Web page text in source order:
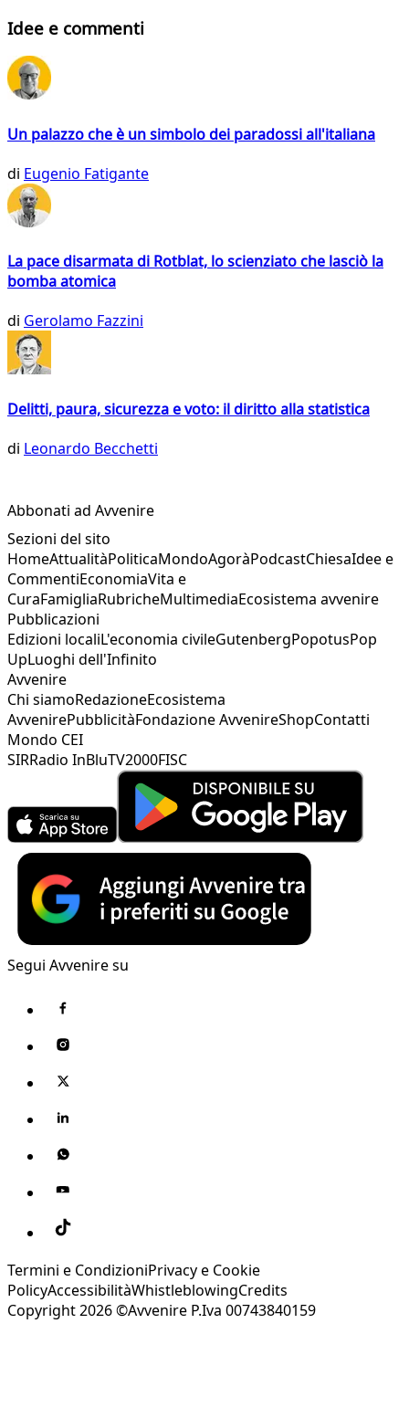
Idee e commenti
Un palazzo che è un simbolo dei paradossi all'italiana
di Eugenio Fatigante
La pace disarmata di Rotblat, lo scienziato che lasciò la
bomba atomica
di Gerolamo Fazzini
Delitti, paura, sicurezza e voto: il diritto alla statistica
di Leonardo Becchetti
Abbonati ad Avvenire
Sezioni del sito
HomeAttualitàPoliticaMondoAgoràPodcastChiesaIdee e
CommentiEconomiaVita e
CuraFamigliaRubricheMultimediaEcosistema avvenire
Pubblicazioni
Edizioni localiL'economia civileGutenbergPopotusPop
UpLuoghi dell'Infinito
Avvenire
Chi siamoRedazioneEcosistema
AvvenirePubblicitàFondazione AvvenireShopContatti
Mondo CEI
SIRRadio InBluTV2000FISC
Segui Avvenire su
Termini e CondizioniPrivacy e Cookie
PolicyAccessibilitàWhistleblowingCredits
Copyright 2026 ©Avvenire P.Iva 00743840159